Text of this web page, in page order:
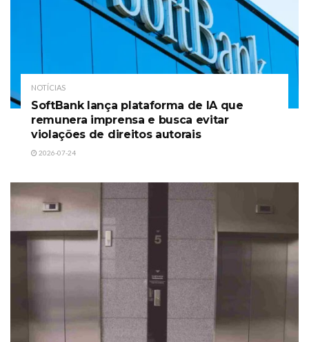
NOTÍCIAS
SoftBank lança plataforma de IA que
remunera imprensa e busca evitar
violações de direitos autorais
2026-07-24